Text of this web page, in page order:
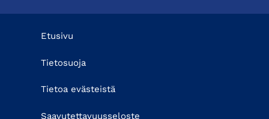
Etusivu
Tietosuoja
Tietoa evästeistä
Saavutettavuusseloste